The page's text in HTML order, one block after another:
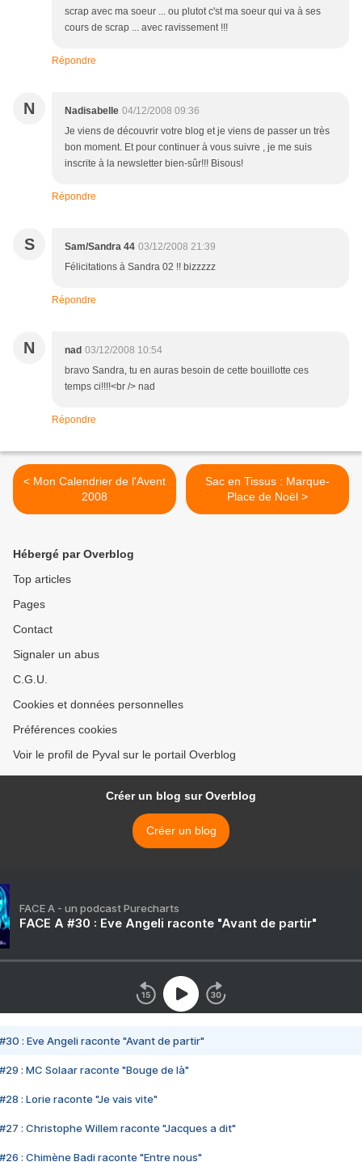
scrap avec ma soeur ... ou plutot c'st ma soeur qui va à ses
cours de scrap ... avec ravissement !!!
Répondre
N Nadisabelle 04/12/2008 09:36
Je viens de découvrir votre blog et je viens de passer un très
bon moment. Et pour continuer à vous suivre , je me suis
inscrite à la newsletter bien-sûr!!! Bisous!
Répondre
S Sam/Sandra 44 03/12/2008 21:39
Félicitations à Sandra 02 !! bizzzzz
Répondre
N nad 03/12/2008 10:54
bravo Sandra, tu en auras besoin de cette bouillotte ces
temps ci!!!!<br /> nad
Répondre
< Mon Calendrier de l'Avent
2008
Sac en Tissus : Marque-
Place de Noël >
Hébergé par Overblog
Top articles
Pages
Contact
Signaler un abus
C.G.U.
Cookies et données personnelles
Préférences cookies
Voir le profil de Pyval sur le portail Overblog
Créer un blog sur Overblog
Créer un blog
FACE A - un podcast Purecharts
FACE A #30 : Eve Angeli raconte "Avant de partir"
#30 : Eve Angeli raconte "Avant de partir"
#29 : MC Solaar raconte "Bouge de là"
#28 : Lorie raconte "Je vais vite"
#27 : Christophe Willem raconte "Jacques a dit"
#26 : Chimène Badi raconte "Entre nous"